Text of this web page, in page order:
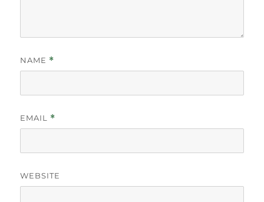
NAME *
EMAIL *
WEBSITE